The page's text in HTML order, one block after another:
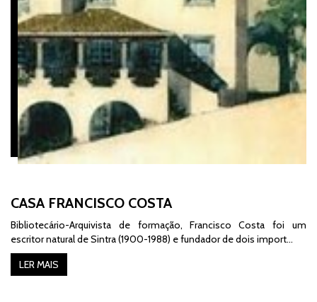
CASA FRANCISCO COSTA
Bibliotecário-Arquivista de formação, Francisco Costa foi um
escritor natural de Sintra (1900-1988) e fundador de dois import…
LER MAIS